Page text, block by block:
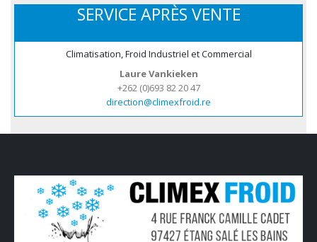
SERVICE APRÈS VENTE
Climatisation, Froid Industriel et Commercial
Laure Vankieken
+262 (0)693 82 20 47
direction@climexfroid.re